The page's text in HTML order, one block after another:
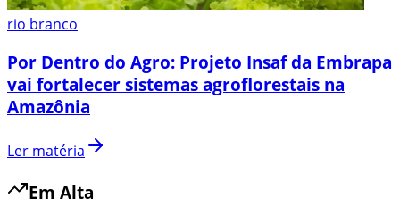
rio branco
Por Dentro do Agro: Projeto Insaf da Embrapa
vai fortalecer sistemas agroflorestais na
Amazônia
Ler matéria
Em Alta